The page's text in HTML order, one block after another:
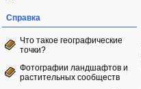
Справка
Что такое географические
точки?
Фотографии ландшафтов и
растительных сообществ